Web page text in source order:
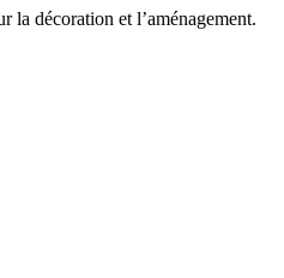
la décoration et l’aménagement.